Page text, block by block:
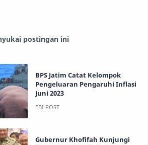
postingan ini
BPS Jatim Catat Kelompok
Pengeluaran Pengaruhi Inflasi
Juni 2023
Gubernur Khofifah Kunjungi